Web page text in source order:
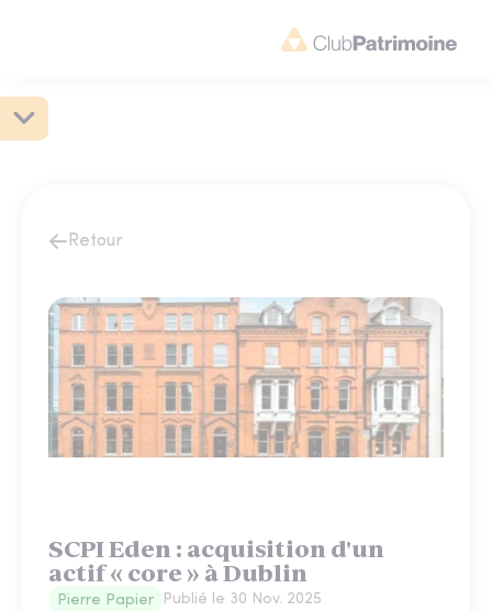
Retour
SCPI Eden : acquisition d'un
actif « core » à Dublin
Pierre Papier Publié le 30 Nov. 2025